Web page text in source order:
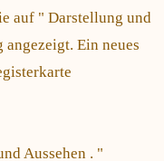
auf " Darstellung und
angezeigt. Ein neues
Aussehen . "